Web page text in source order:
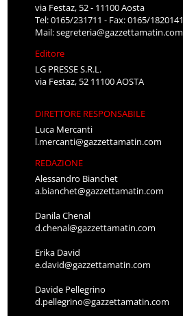
via Festaz, 52 - 11100 Aosta
Tel: 0165/231711 - Fax: 0165/1820141
Mail:segreteria@gazzettamatin.com
Editore
LG PRESSE S.R.L.
via Festaz, 52 11100 AOSTA
DIRETTORE RESPONSABILE
Luca Mercanti
l.mercanti@gazzettamatin.com
REDAZIONE
Alessandro Bianchet
a.bianchet@gazzettamatin.com
Danila Chenal
d.chenal@gazzettamatin.com
Erika David
e.david@gazzettamatin.com
Davide Pellegrino
d.pellegrino@gazzettamatin.com